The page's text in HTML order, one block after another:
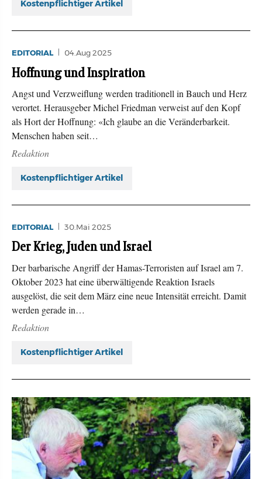
Kostenpflichtiger Artikel
EDITORIAL 04.Aug 2025
Hoffnung und Inspiration
Angst und Verzweiflung werden traditionell in Bauch und Herz
verortet. Herausgeber Michel Friedman verweist auf den Kopf
als Hort der Hoffnung: «Ich glaube an die Veränderbarkeit.
Menschen haben seit…
Redaktion
Kostenpflichtiger Artikel
EDITORIAL 30.Mai 2025
Der Krieg, Juden und Israel
Der barbarische Angriff der Hamas-Terroristen auf Israel am 7.
Oktober 2023 hat eine überwältigende Reaktion Israels
ausgelöst, die seit dem März eine neue Intensität erreicht. Damit
werden gerade in…
Redaktion
Kostenpflichtiger Artikel